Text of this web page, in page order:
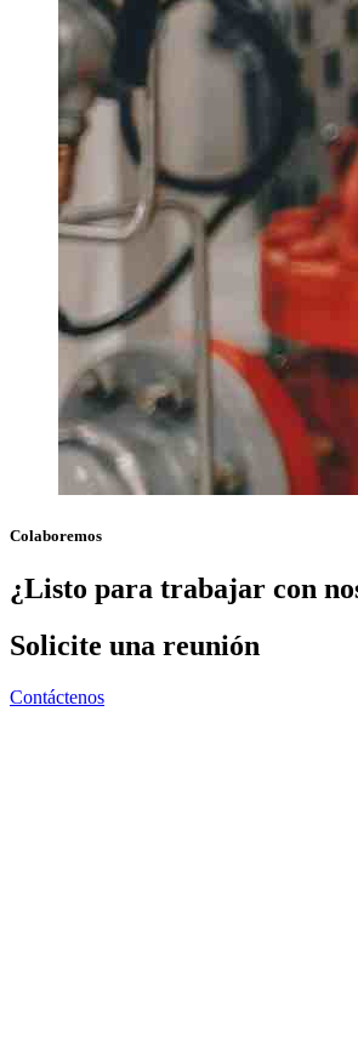
Colaboremos
¿Listo para trabajar con
Solicite una reunión
Contáctenos